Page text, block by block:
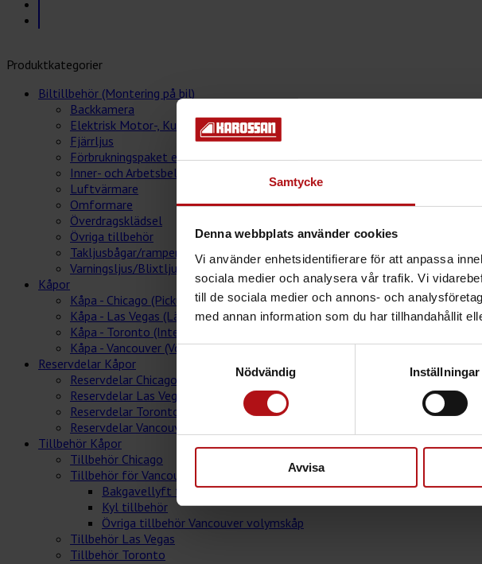
Samtycke
Denna webbplats använder cookies
Vi använder enhetsidentifierare för att anpassa
sociala medier och analysera vår trafik. Vi
till de sociala medier och annons- och
med annan information som du har tillhandahållit
Samtyckesval
Nödvändig
Inställningar
Avvisa
Produktkategorier
Biltillbehör (Montering på bil)
Backkamera
Elektrisk Motor-, Kupévärmare och Batteriladdare
Fjärrljus
Förbrukningspaket el/hybrid bilar
Inner- och Arbetsbelysning
Luftvärmare
Omformare
Överdragsklädsel
Övriga tillbehör
Takljusbågar/ramper
Varningsljus/Blixtljus
Kåpor
Kåpa - Chicago (Pickup / Flak)
Kåpa - Las Vegas (Lättviktskåp)
Kåpa - Toronto (Integrerat flakskåp)
Kåpa - Vancouver (Volymskåp)
Reservdelar Kåpor
Reservdelar Chicago
Reservdelar Las Vegas
Reservdelar Toronto
Reservdelar Vancouver
Tillbehör Kåpor
Tillbehör Chicago
Tillbehör för Vancouver
Bakgavellyft tillbehör
Kyl tillbehör
Övriga tillbehör Vancouver volymskåp
Tillbehör Las Vegas
Tillbehör Toronto